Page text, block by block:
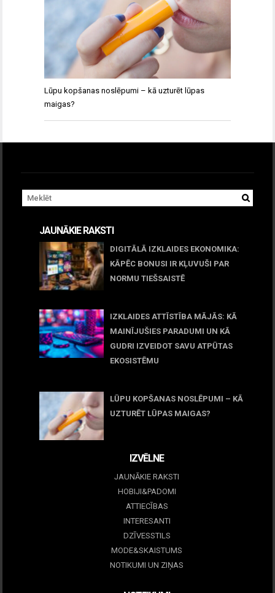
Lūpu kopšanas noslēpumi – kā uzturēt lūpas
maigas?
JAUNĀKIE RAKSTI
DIGITĀLĀ IZKLAIDES EKONOMIKA:
KĀPĒC BONUSI IR KĻUVUŠI PAR
NORMU TIEŠSAISTĒ
IZKLAIDES ATTĪSTĪBA MĀJĀS: KĀ
MAINĪJUŠIES PARADUMI UN KĀ
GUDRI IZVEIDOT SAVU ATPŪTAS
EKOSISTĒMU
LŪPU KOPŠANAS NOSLĒPUMI – KĀ
UZTURĒT LŪPAS MAIGAS?
IZVĒLNE
JAUNĀKIE RAKSTI
HOBIJI&PADOMI
ATTIECĪBAS
INTERESANTI
DZĪVESSTILS
MODE&SKAISTUMS
NOTIKUMI UN ZIŅAS